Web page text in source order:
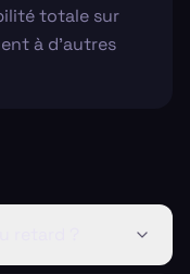
totale sur
à d'autres